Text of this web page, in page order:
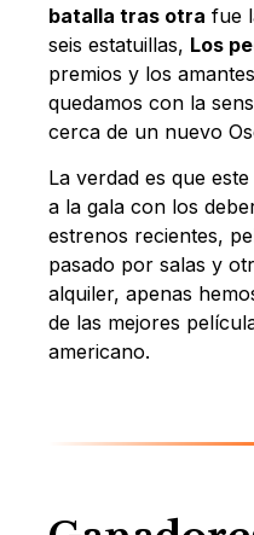
batalla tras otra fue
seis estatuillas, Los
premios y los
quedamos con la
cerca de un nuevo
La verdad es que
a la gala con los
estrenos recientes,
pasado por salas y
alquiler, apenas
de las mejores
americano.